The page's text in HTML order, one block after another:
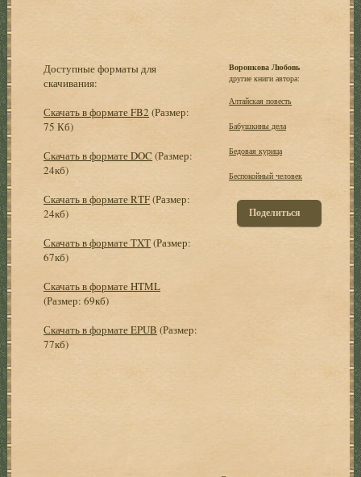
Доступные форматы для
скачивания:
Скачать в формате FB2 (Размер:
75 Кб)
Скачать в формате DOC (Размер:
24кб)
Скачать в формате RTF(Размер:
24кб)
Скачать в формате TXT(Размер:
67кб)
Скачать в формате HTML
(Размер: 69кб)
Скачать в формате EPUB (Размер:
77кб)
Воронкова Любовь
другие книги автора:
Алтайская повесть
Бабушкины дела
Бедовая курица
Беспокойный человек
Поделиться